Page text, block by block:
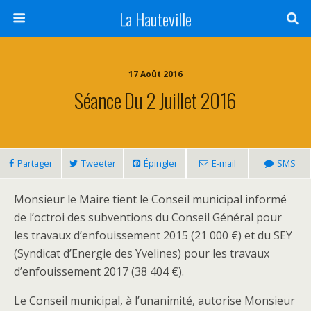
La Hauteville
17 Août 2016
Séance Du 2 Juillet 2016
Partager Tweeter Épingler E-mail SMS
Monsieur le Maire tient le Conseil municipal informé
de l’octroi des subventions du Conseil Général pour
les travaux d’enfouissement 2015 (21 000 €) et du SEY
(Syndicat d’Energie des Yvelines) pour les travaux
d’enfouissement 2017 (38 404 €).
Le Conseil municipal, à l’unanimité, autorise Monsieur